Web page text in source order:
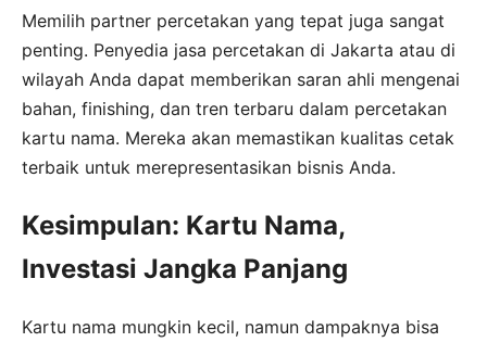
Memilih partner percetakan yang tepat juga sangat
penting. Penyedia jasa percetakan di Jakarta atau di
wilayah Anda dapat memberikan saran ahli mengenai
bahan, finishing, dan tren terbaru dalam percetakan
kartu nama. Mereka akan memastikan kualitas cetak
terbaik untuk merepresentasikan bisnis Anda.
Kesimpulan: Kartu Nama,
Investasi Jangka Panjang
Kartu nama mungkin kecil, namun dampaknya bisa